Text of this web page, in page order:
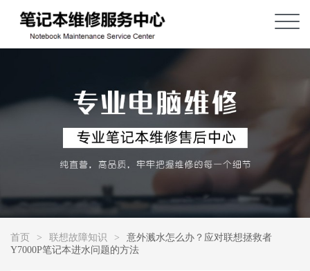
首页 > 联想故障知识 >
意外溅水怎么办？应对联想拯救者
Y7000P笔记本进水问题的方法